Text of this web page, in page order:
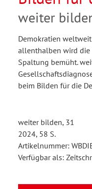
weiter
Demokratien
allenthalben wird die
Spaltung bemüht.
beim Bilden für die
weiter bilden, 31
2024, 58 S.
Artikelnummer:
Verfügbar als: